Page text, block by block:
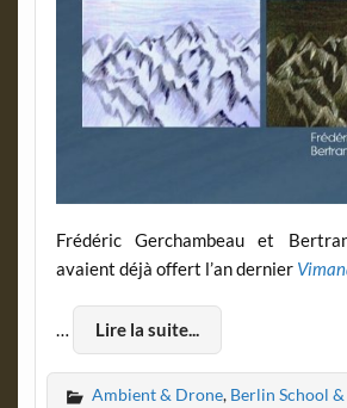
Frédéric Gerchambeau et
avaient déjà offert l’an dernier
… Lire la suite...
Ambient & Drone, Berlin School